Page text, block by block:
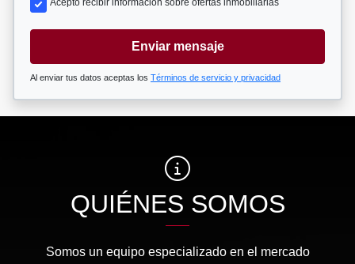
Enviar mensaje
Al enviar tus datos aceptas los Términos de servicio y privacidad
QUIÉNES SOMOS
Somos un equipo especializado en el mercado